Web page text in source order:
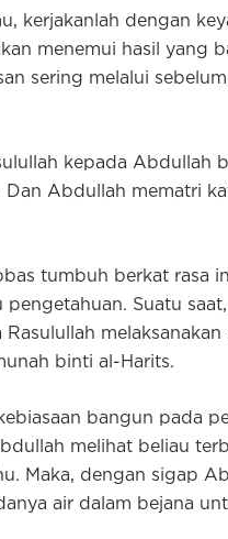
kerjakanlah dengan
menemui hasil yang
sering melalui
kepada Abdullah
Dan Abdullah mematri
tumbuh berkat rasa
pengetahuan. Suatu
Rasulullah
binti al-Harits.
bangun pada
melihat beliau
Maka, dengan sigap
air dalam bejana